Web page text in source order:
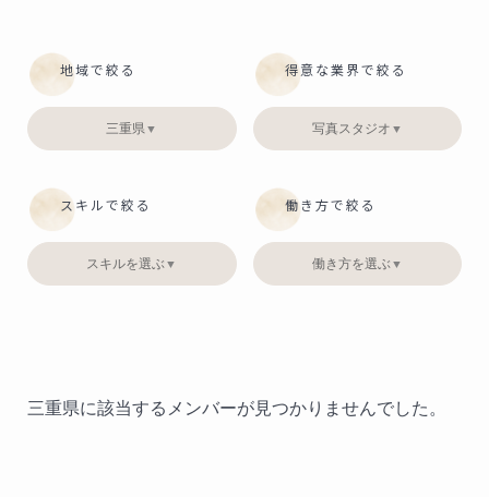
地域で絞る
三重県 ▼
得意な業界で絞る
写真スタジオ ▼
スキルで絞る
スキルを選ぶ ▼
働き方で絞る
働き方を選ぶ ▼
三重県に該当するメンバーが見つかりませんでした。